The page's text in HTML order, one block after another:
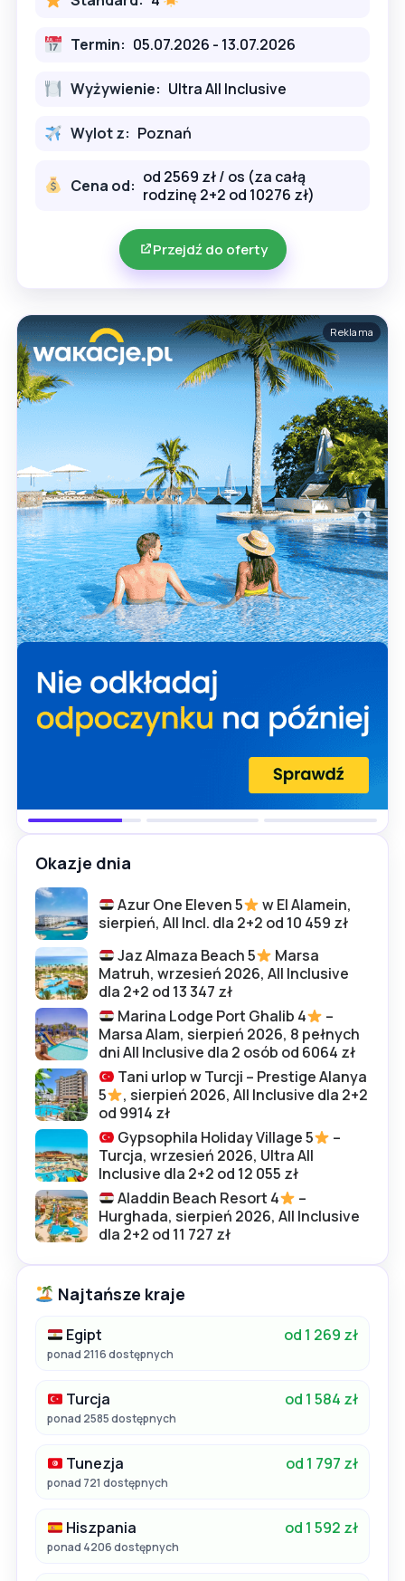
Termin: 05.07.2026 - 13.07.2026
Wyżywienie: Ultra All Inclusive
Wylot z: Poznań
Cena od: od 2569 zł / os (za całą
rodzinę 2+2 od 10276 zł)
Przejdź do oferty
Reklama
Okazje dnia
Azur One Eleven 5
w El Alamein,
sierpień, All Incl. dla 2+2 od 10 459 zł
Jaz Almaza Beach 5
Marsa
Matruh, wrzesień 2026, All Inclusive
dla 2+2 od 13 347 zł
Marina Lodge Port Ghalib 4
–
Marsa Alam, sierpień 2026, 8 pełnych
dni All Inclusive dla 2 osób od 6064 zł
Tani urlop w Turcji – Prestige Alanya
5
, sierpień 2026, All Inclusive dla 2+2
od 9914 zł
Gypsophila Holiday Village 5
–
Turcja, wrzesień 2026, Ultra All
Inclusive dla 2+2 od 12 055 zł
Aladdin Beach Resort 4
–
Hurghada, sierpień 2026, All Inclusive
dla 2+2 od 11 727 zł
Najtańsze kraje
Egipt od 1 269 zł
ponad 2116 dostępnych
Turcja od 1 584 zł
ponad 2585 dostępnych
Tunezja od 1 797 zł
ponad 721 dostępnych
Hiszpania od 1 592 zł
ponad 4206 dostępnych